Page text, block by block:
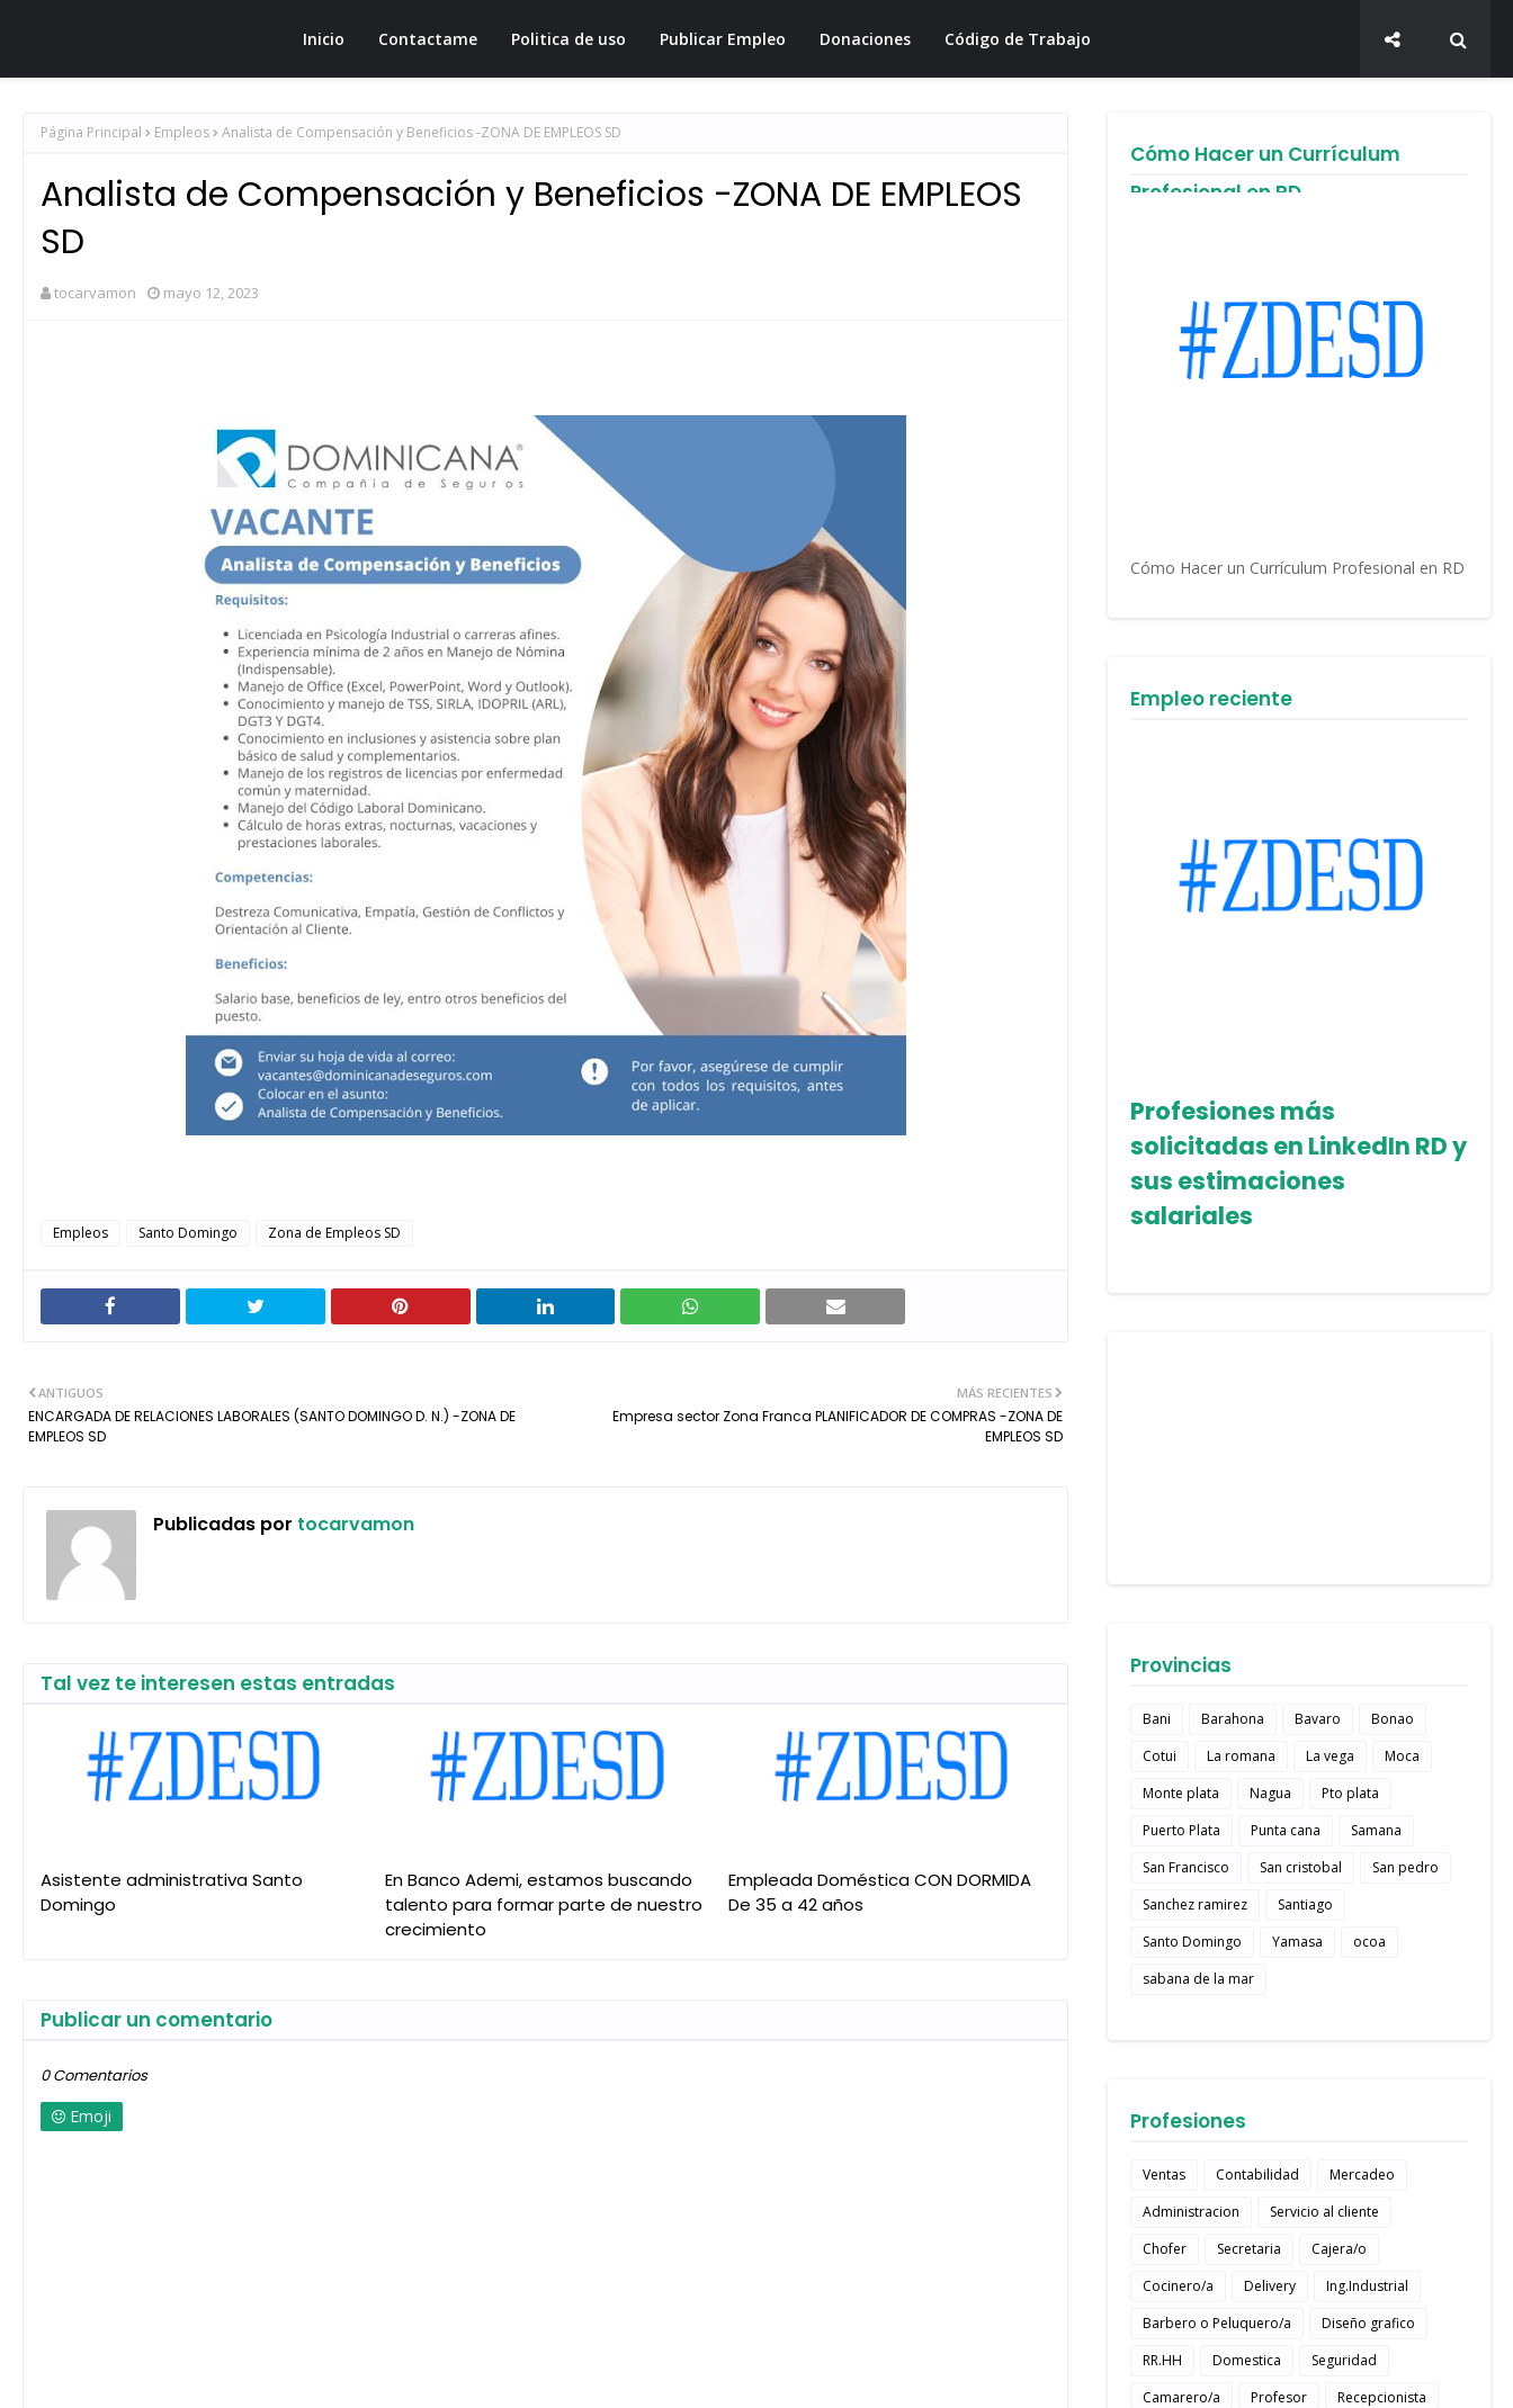
Inicio Contactame Politica de uso Publicar Empleo Donaciones Código de Trabajo
Página Principal Empleos Analista de Compensación y Beneficios -ZONA DE EMPLEOS SD
Analista de Compensación y Beneficios -ZONA DE EMPLEOS
SD
tocarvamon mayo 12, 2023
Empleos Santo Domingo Zona de Empleos SD
MÁS RECIENTES
Empresa sector Zona Franca PLANIFICADOR DE COMPRAS -ZONA DE
EMPLEOS SD
ANTIGUOS
ENCARGADA DE RELACIONES LABORALES (SANTO DOMINGO D. N.) -ZONA DE
EMPLEOS SD
Publicadas por tocarvamon
Tal vez te interesen estas entradas
Asistente administrativa Santo
Domingo
En Banco Ademi, estamos buscando
talento para formar parte de nuestro
crecimiento
Empleada Doméstica CON DORMIDA
De 35 a 42 años
Publicar un comentario
0 Comentarios
Emoji
Cómo Hacer un Currículum
Profesional en RD
Cómo Hacer un Currículum Profesional en RD
Empleo reciente
Profesiones más
solicitadas en LinkedIn RD y
sus estimaciones
salariales
Provincias
Bani Barahona Bavaro
Bonao
Cotui
La romana La vega
Moca
Monte plata
Nagua
Pto plata
Puerto Plata
Punta cana
Samana
San Francisco
San cristobal
San pedro
Sanchez ramirez
Santiago
Santo Domingo
Yamasa
ocoa
sabana de la mar
Profesiones
Ventas Contabilidad
Mercadeo
Administracion
Servicio al cliente
Chofer
Secretaria
Cajera/o
Cocinero/a
Delivery
Ing.Industrial
Barbero o Peluquero/a
Diseño grafico
RR.HH
Domestica
Seguridad
Camarero/a
Profesor
Recepcionista